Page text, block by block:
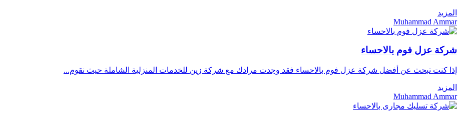
المزيد
Muhammad Ammar
شركة عزل فوم بالاحساء
إذا كنت تبحث عن أفضل شركة عزل فوم بالاحساء فقد وجدت مرادك مع شركة زين للخدمات المنزلية الشاملة حيث نقوم...
المزيد
Muhammad Ammar